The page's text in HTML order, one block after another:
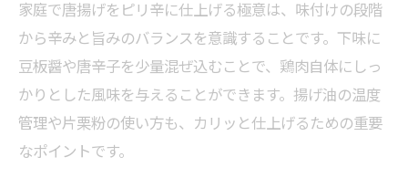
家庭で唐揚げをピリ辛に仕上げる極意は、味付けの段階
から辛みと旨みのバランスを意識することです。下味に
豆板醤や唐辛子を少量混ぜ込むことで、鶏肉自体にしっ
かりとした風味を与えることができます。揚げ油の温度
管理や片栗粉の使い方も、カリッと仕上げるための重要
なポイントです。